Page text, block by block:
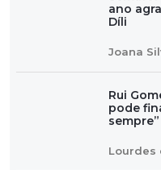
ano
Díli
Joana
Rui
pode
sempre”
Lourdes